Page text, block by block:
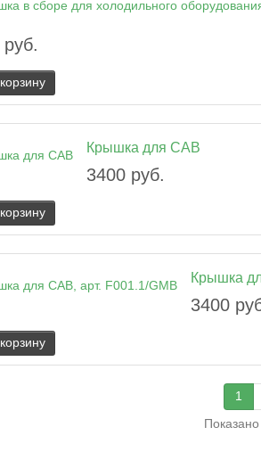
Крышка для CAB
3400 руб.
Крышка
3400
1